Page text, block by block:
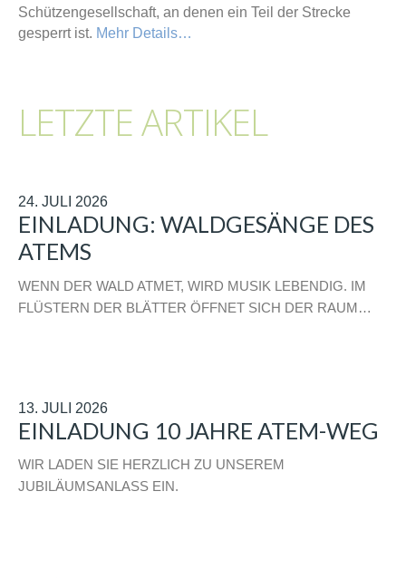
Schützengesellschaft, an denen ein Teil der Strecke
gesperrt ist. Mehr Details…
LETZTE ARTIKEL
24. JULI 2026
EINLADUNG: WALDGESÄNGE DES
ATEMS
WENN DER WALD ATMET, WIRD MUSIK LEBENDIG. IM
FLÜSTERN DER BLÄTTER ÖFFNET SICH DER RAUM…
13. JULI 2026
EINLADUNG 10 JAHRE ATEM-WEG
WIR LADEN SIE HERZLICH ZU UNSEREM
JUBILÄUMSANLASS EIN.